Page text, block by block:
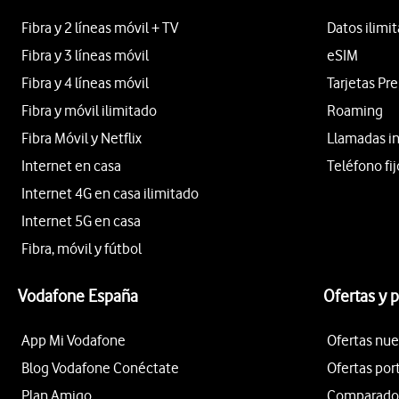
Fibra y 2 líneas móvil + TV
Fibra y 3 líneas móvil
Fibra y 4 líneas móvil
Fibra y móvil ilimitado
Fibra Móvil y Netflix
Internet en casa
Internet 4G en casa ilimitado
Internet 5G en casa
Fibra, móvil y fútbol
Datos
eSIM
Tarjetas
Roaming
Llamadas
Teléfono
Vodafone España
App Mi Vodafone
Blog Vodafone Conéctate
Plan Amigo
Ofertas y
Ofertas
Ofertas